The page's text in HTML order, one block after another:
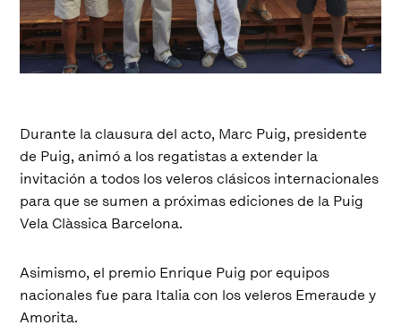
Durante la clausura del acto, Marc Puig, presidente
de Puig, animó a los regatistas a extender la
invitación a todos los veleros clásicos internacionales
para que se sumen a próximas ediciones de la Puig
Vela Clàssica Barcelona.
Asimismo, el premio Enrique Puig por equipos
nacionales fue para Italia con los veleros Emeraude y
Amorita.